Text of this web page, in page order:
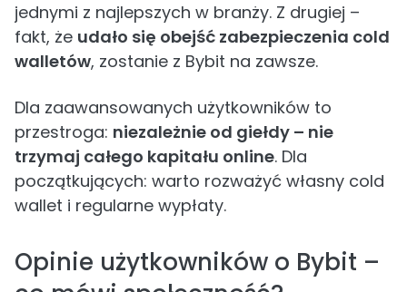
jednymi z najlepszych w branży. Z drugiej –
fakt, że udało się obejść zabezpieczenia cold
walletów, zostanie z Bybit na zawsze.
Dla zaawansowanych użytkowników to
przestroga: niezależnie od giełdy – nie
trzymaj całego kapitału online. Dla
początkujących: warto rozważyć własny cold
wallet i regularne wypłaty.
Opinie użytkowników o Bybit –